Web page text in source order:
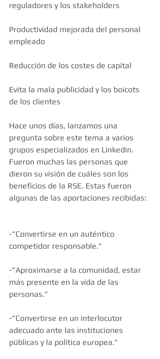
reguladores y los stakeholders
Productividad mejorada del personal
empleado
Reducción de los costes de capital
Evita la mala publicidad y los boicots
de los clientes
Hace unos días, lanzamos una
pregunta sobre este tema a varios
grupos especializados en Linkedin.
Fueron muchas las personas que
dieron su visión de cuáles son los
beneficios de la RSE. Estas fueron
algunas de las aportaciones recibidas:
-”Convertirse en un auténtico
competidor responsable.”
-”Aproximarse a la comunidad, estar
más presente en la vida de las
personas.”
-”Convertirse en un interlocutor
adecuado ante las instituciones
públicas y la política europea.”